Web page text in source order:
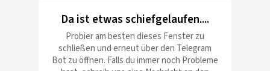
Da ist etwas schiefgelaufen....
Probier am besten dieses Fenster zu
schließen und erneut über den Telegram
Bot zu öffnen. Falls du immer noch Probleme